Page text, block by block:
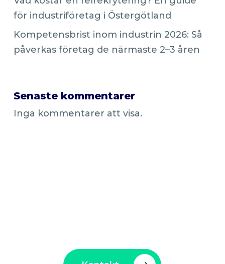
för industriföretag i Östergötland
Kompetensbrist inom industrin 2026: Så
påverkas företag de närmaste 2–3 åren
Senaste kommentarer
Inga kommentarer att visa.